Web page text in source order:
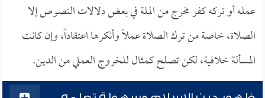
عمله أو تركه كفر مخرج من الملة في بعض دلالات النصوص إلا
الصلاة، خاصة من ترك الصلاة عملاً وأنكرها اعتقاداً، وإن كانت
المسألة خلافية، لكن تصلح كمثال للخروج العملي من الدين.